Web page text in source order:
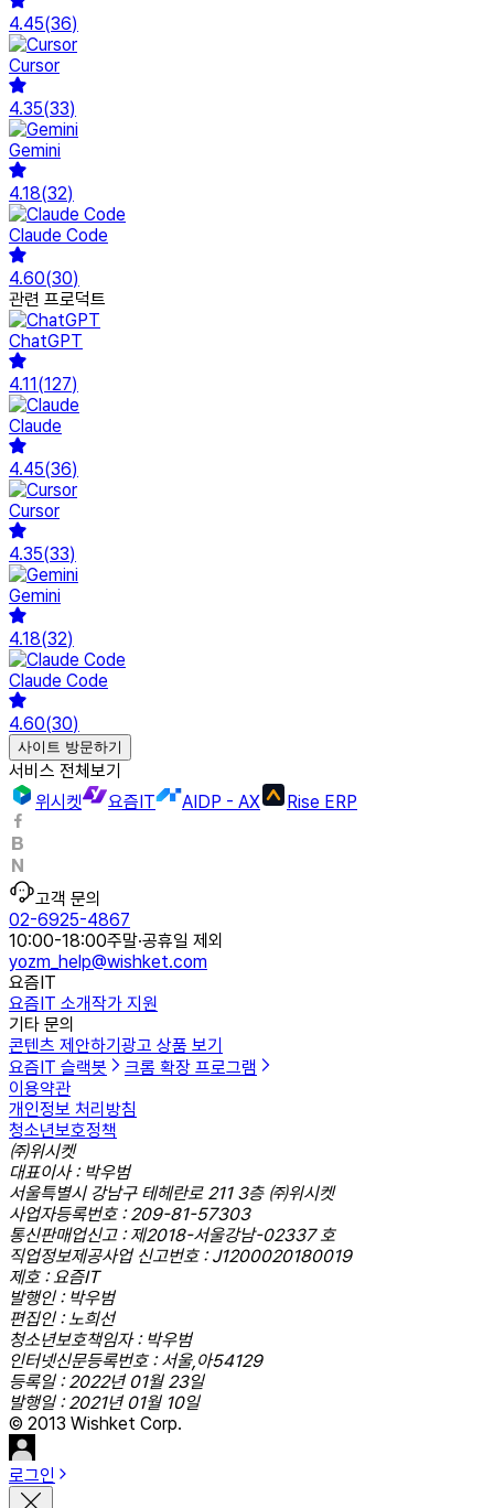
4.45(36)
Cursor
4.35(33)
Gemini
4.18(32)
Claude Code
4.60(30)
관련 프로덕트
ChatGPT
4.11(127)
Claude
4.45(36)
Cursor
4.35(33)
Gemini
4.18(32)
Claude Code
4.60(30)
사이트 방문하기
서비스 전체보기
위시켓
요즘IT AIDP - AX Rise ERP
고객 문의
02-6925-4867
10:00-18:00주말·공휴일 제외
yozm_help@wishket.com
요즘IT
요즘IT 소개작가 지원
기타 문의
콘텐츠 제안하기광고 상품 보기
요즘IT 슬랙봇
크롬 확장 프로그램
이용약관
개인정보 처리방침
청소년보호정책
㈜위시켓
대표이사 : 박우범
서울특별시 강남구 테헤란로 211 3층 ㈜위시켓
사업자등록번호 : 209-81-57303
통신판매업신고 : 제2018-서울강남-02337 호
직업정보제공사업 신고번호 : J1200020180019
제호 : 요즘IT
발행인 : 박우범
편집인 : 노희선
청소년보호책임자 : 박우범
인터넷신문등록번호 : 서울,아54129
등록일 : 2022년 01월 23일
발행일 : 2021년 01월 10일
© 2013 Wishket Corp.
로그인